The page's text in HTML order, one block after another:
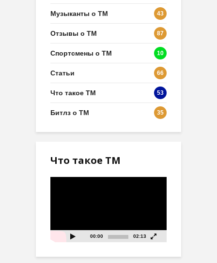
Музыканты о ТМ 43
Отзывы о ТМ 87
Спортсмены о ТМ 10
Статьи 66
Что такое ТМ 53
Битлз о ТМ 35
Что такое ТМ
00:00 02:13